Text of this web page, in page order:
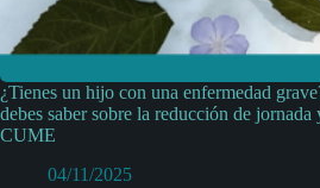
¿Tienes un hijo con una enfermedad
debes saber sobre la reducción de jornada
CUME
04/11/2025